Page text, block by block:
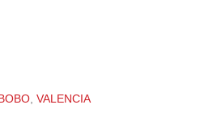
VALENCIA